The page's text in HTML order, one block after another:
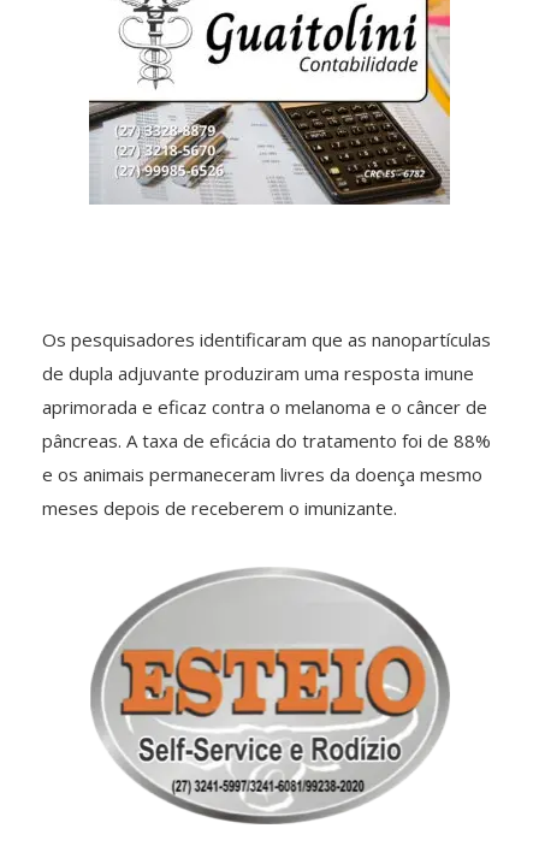
Os pesquisadores identificaram que as nanopartículas
de dupla adjuvante produziram uma resposta imune
aprimorada e eficaz contra o melanoma e o câncer de
pâncreas. A taxa de eficácia do tratamento foi de 88%
e os animais permaneceram livres da doença mesmo
meses depois de receberem o imunizante.